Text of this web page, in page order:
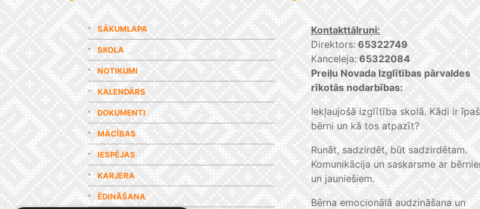
SĀKUMLAPA
SKOLA
NOTIKUMI
KALENDĀRS
DOKUMENTI
MĀCĪBAS
IESPĒJAS
KARJERA
ĒDINĀŠANA
Kontakttālruņi:
Direktors: 65322749
Kanceleja: 65322084
Preiļu Novada Izglītības pārvaldes
rīkotās nodarbības:
Iekļaujošā izglītība skolā. Kādi ir
bērni un kā tos atpazīt?
Runāt, sadzirdēt, būt sadzirdētam.
Komunikācija un saskarsme ar
un jauniešiem.
Bērna emocionālā audzināšana un